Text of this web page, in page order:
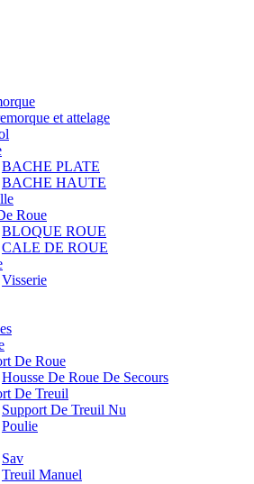
et attelage
BACHE PLATE
BACHE HAUTE
Roue
BLOQUE ROUE
CALE DE ROUE
Visserie
De Roue
Housse De Roue De Secours
De Treuil
Support De Treuil Nu
Poulie
Sav
Treuil Manuel